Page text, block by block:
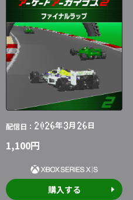
配信日： 2026年3月 26日
1,100円
購入する